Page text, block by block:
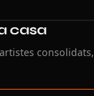
casa